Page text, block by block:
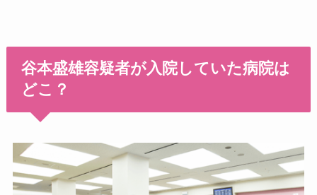
谷本盛雄容疑者が入院していた病院は
どこ？